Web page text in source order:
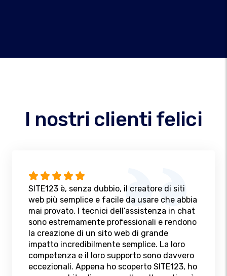
I nostri clienti felici
SITE123 è, senza dubbio, il creatore di siti
web più semplice e facile da usare che abbia
mai provato. I tecnici dell’assistenza in chat
sono estremamente professionali e rendono
la creazione di un sito web di grande
impatto incredibilmente semplice. La loro
competenza e il loro supporto sono davvero
eccezionali. Appena ho scoperto SITE123, ho